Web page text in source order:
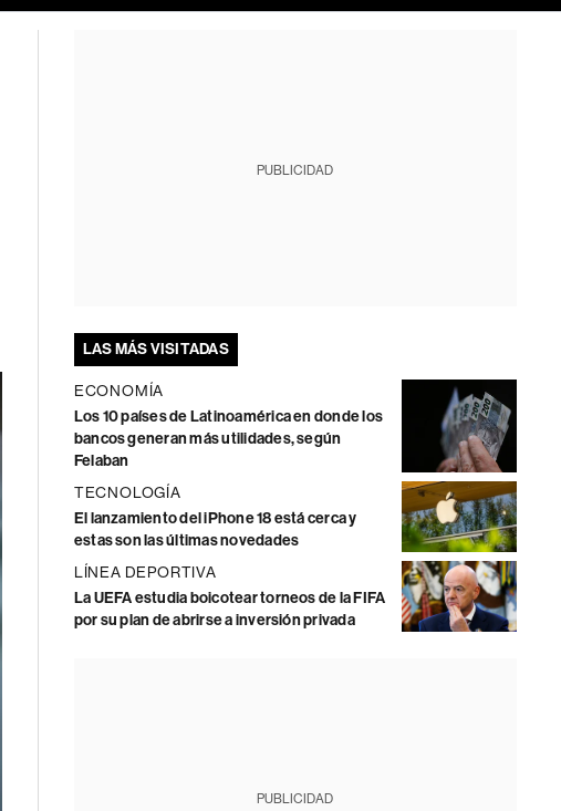
PUBLICIDAD
LAS MÁS VISITADAS
ECONOMÍA
Los 10 países de Latinoamérica en donde los
bancos generan más utilidades, según
Felaban
TECNOLOGÍA
El lanzamiento del iPhone 18 está cerca y
estas son las últimas novedades
LÍNEA DEPORTIVA
La UEFA estudia boicotear torneos de la FIFA
por su plan de abrirse a inversión privada
PUBLICIDAD